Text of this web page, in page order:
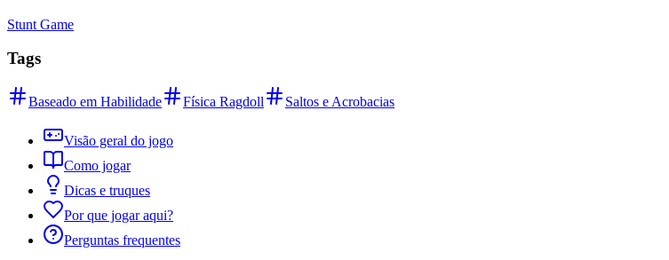
Stunt Game
Tags
Baseado em Habilidade Física Ragdoll Saltos e Acrobacias
Visão geral do jogo
Como jogar
Dicas e truques
Por que jogar aqui?
Perguntas frequentes